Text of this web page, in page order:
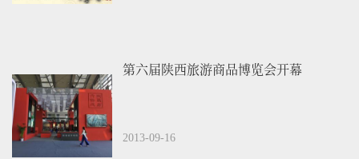
第六届陕西旅游商品博览会开幕
2013-09-16